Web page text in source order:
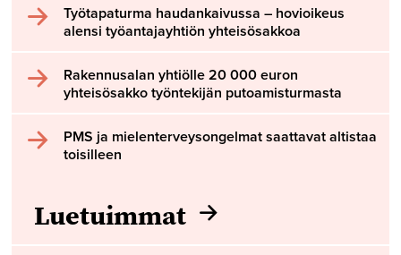
Työtapaturma haudankaivussa – hovioikeus
alensi työantajayhtiön yhteisösakkoa
Rakennusalan yhtiölle 20 000 euron
yhteisösakko työntekijän putoamisturmasta
PMS ja mielenterveysongelmat saattavat altistaa
toisilleen
Luetuimmat